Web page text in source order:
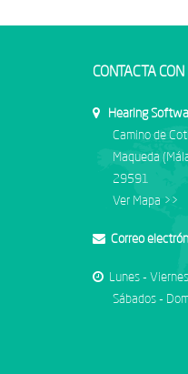
CONTACTA
Hearing
Camino de
Maqueda
29591
Ver Mapa >>
Correo
Lunes -
Sábados -